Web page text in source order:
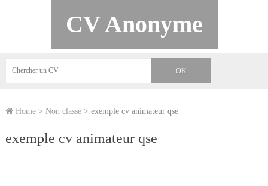
CV Anonyme
Home> Non classé> exemple cv animateur qse
exemple cv animateur qse